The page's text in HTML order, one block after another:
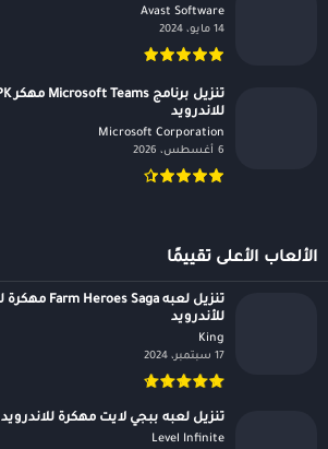
Avast Software‏
14 مايو، 2024
للاندرويد
Microsoft Corporation‏
6 أغسطس، 2026
الألعاب الأعلى تقييمًا
للأندرويد
King‏
17 سبتمبر، 2024
تنزيل لعبه ببجي لايت مهكرة للاندرويد APK 2025
Level Infinite‏